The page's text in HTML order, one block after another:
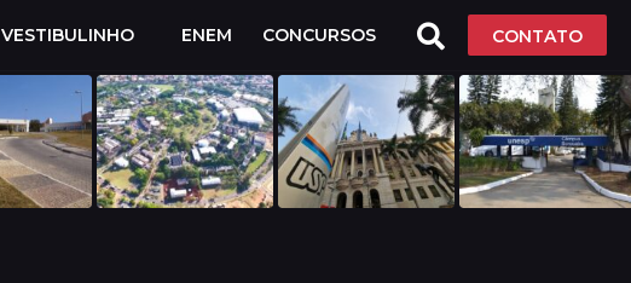
VESTIBULINHO ENEM CONCURSOS CONTATO